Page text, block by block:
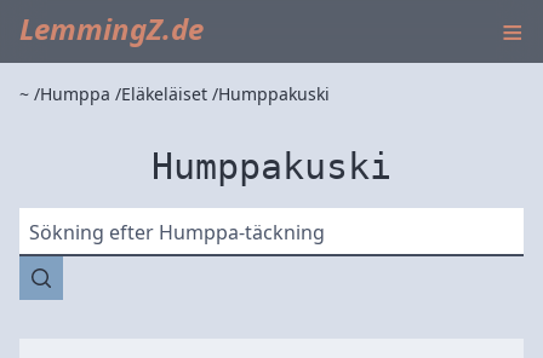
LemmingZ.de ≡
~ Humppa Eläkeläiset Humppakuski
Humppakuski
Sökning efter Humppa-täckning